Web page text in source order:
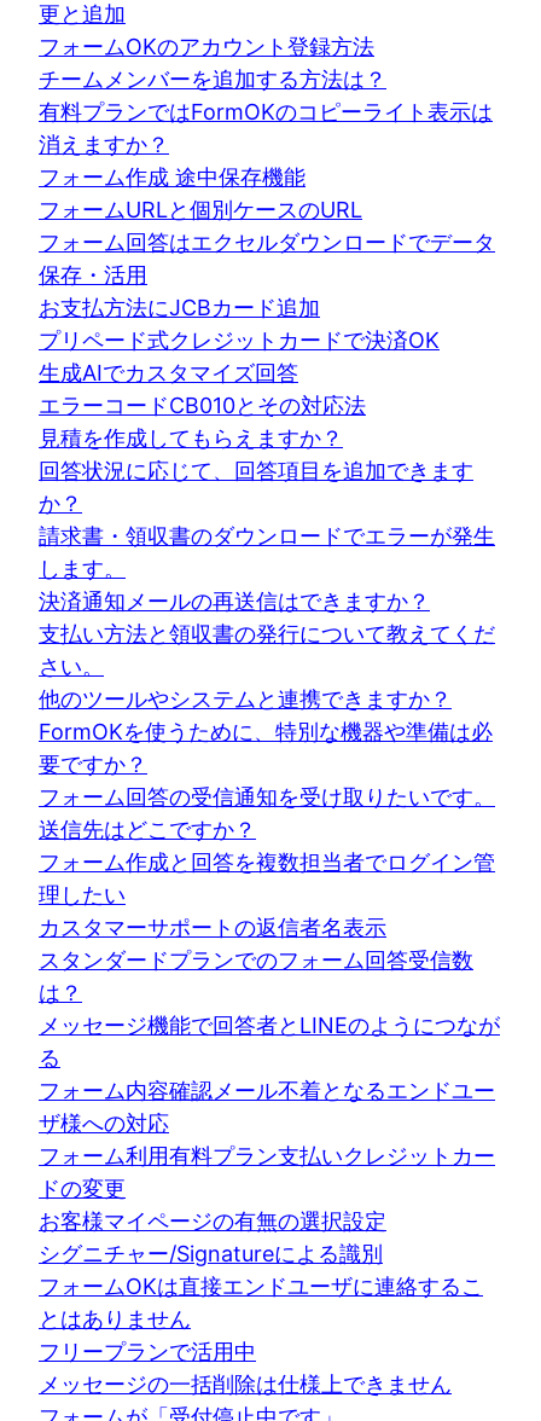
更と追加
フォームOKのアカウント登録方法
チームメンバーを追加する方法は？
有料プランではFormOKのコピーライト表示は
消えますか？
フォーム作成 途中保存機能
フォームURLと個別ケースのURL
フォーム回答はエクセルダウンロードでデータ
保存・活用
お支払方法にJCBカード追加
プリペード式クレジットカードで決済OK
生成AIでカスタマイズ回答
エラーコードCB010とその対応法
見積を作成してもらえますか？
回答状況に応じて、回答項目を追加できます
か？
請求書・領収書のダウンロードでエラーが発生
します。
決済通知メールの再送信はできますか？
支払い方法と領収書の発行について教えてくだ
さい。
他のツールやシステムと連携できますか？
FormOKを使うために、特別な機器や準備は必
要ですか？
フォーム回答の受信通知を受け取りたいです。
送信先はどこですか？
フォーム作成と回答を複数担当者でログイン管
理したい
カスタマーサポートの返信者名表示
スタンダードプランでのフォーム回答受信数
は？
メッセージ機能で回答者とLINEのようにつなが
る
フォーム内容確認メール不着となるエンドユー
ザ様への対応
フォーム利用有料プラン支払いクレジットカー
ドの変更
お客様マイページの有無の選択設定
シグニチャー/Signatureによる識別
フォームOKは直接エンドユーザに連絡するこ
とはありません
フリープランで活用中
メッセージの一括削除は仕様上できません